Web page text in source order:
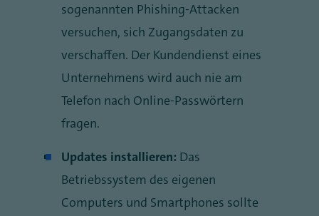
sogenannten Phishing-Attacken
versuchen, sich Zugangsdaten zu
verschaffen. Der Kundendienst eines
Unternehmens wird auch nie am
Telefon nach Online-Passwörtern
fragen.
Updates installieren: Das
Betriebssystem des eigenen
Computers und Smartphones sollte